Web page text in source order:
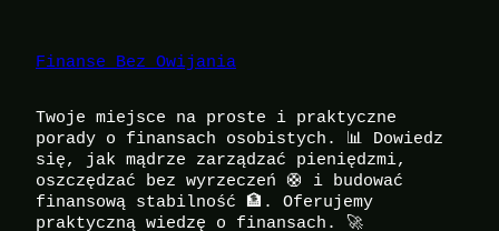
Finanse Bez Owijania
Twoje miejsce na proste i praktyczne
porady o finansach osobistych. 📊 Dowiedz
się, jak mądrze zarządzać pieniędzmi,
oszczędzać bez wyrzeczeń 🛟 i budować
finansową stabilność 🏦. Oferujemy
praktyczną wiedzę o finansach. 🚀